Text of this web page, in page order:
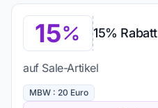
15 15% Rabatt
auf Sale-Artikel
MBW : 20 Euro